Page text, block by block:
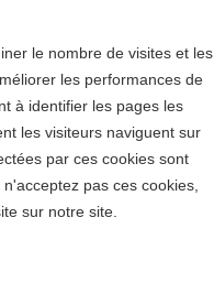
le nombre de visites et les
les performances de
à identifier les pages les
les visiteurs naviguent sur
par ces cookies sont
pas ces cookies,
sur notre site.